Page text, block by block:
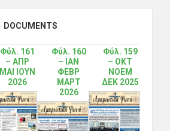
DOCUMENTS
Φύλ. 161
– ΑΠΡ
ΜΑΙ ΙΟΥΝ
2026
Φύλ. 160
– ΙΑΝ
ΦΕΒΡ
ΜΑΡΤ
2026
Φύλ. 159
– ΟΚΤ
ΝΟΕΜ
ΔΕΚ 2025